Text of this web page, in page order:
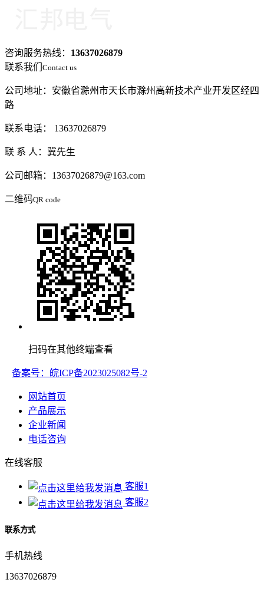
咨询服务热线： 13637026879
联系我们 Contact us
公司地址：安徽省滁州市天长市滁州高新技术产业开发区经四
路
联系电话： 13637026879
联 系 人：冀先生
公司邮箱：13637026879@163.com
二维码QR code
扫码在其他终端查看
备案号：皖ICP备2023025082号-2
网站首页
产品展示
企业新闻
电话咨询
在线客服
客服1
客服2
联系方式
手机热线
13637026879